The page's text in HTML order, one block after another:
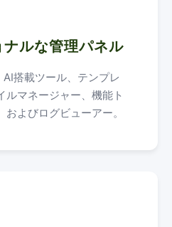
ルな管理パネル
搭載ツール、テンプレ
ルマネージャー、機能ト
よびログビューアー。